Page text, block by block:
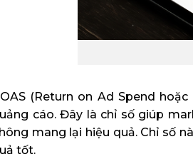
(Return on Ad Spend
cáo. Đây là chỉ số giúp
mang lại hiệu quả. Chỉ số
tốt.